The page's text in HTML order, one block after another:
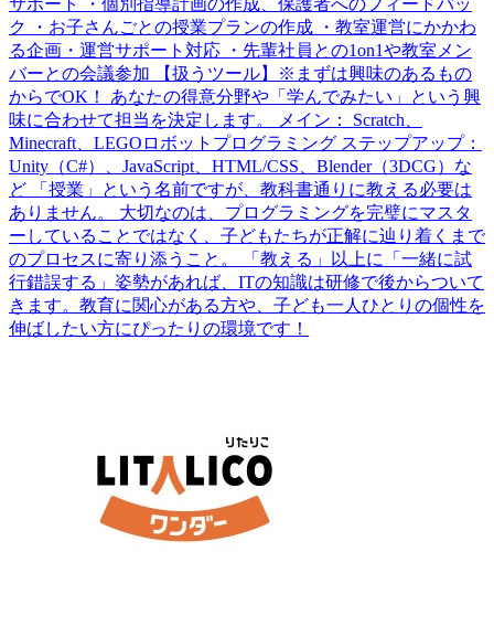
ク ・お子さんごとの授業プランの作成 ・教室運営にかかわ
る企画・運営サポート対応 ・先輩社員との1on1や教室メン
バーとの会議参加 【扱うツール】※まずは興味のあるもの
からでOK！ あなたの得意分野や「学んでみたい」という興
味に合わせて担当を決定します。 メイン： Scratch、
Minecraft、LEGOロボットプログラミング ステップアップ：
Unity（C#）、JavaScript、HTML/CSS、Blender（3DCG）な
ど 「授業」という名前ですが、教科書通りに教える必要は
ありません。 大切なのは、プログラミングを完璧にマスタ
ーしていることではなく、子どもたちが正解に辿り着くまで
のプロセスに寄り添うこと。 「教える」以上に「一緒に試
行錯誤する」姿勢があれば、ITの知識は研修で後からついて
きます。教育に関心がある方や、子ども一人ひとりの個性を
伸ばしたい方にぴったりの環境です！